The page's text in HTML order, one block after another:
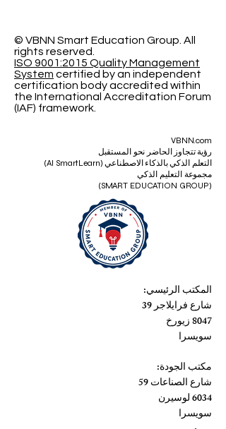
© VBNN Smart Education Group. All
rights reserved.
ISO 9001:2015 Quality Management
System certified by an independent
certification body accredited within
the International Accreditation Forum
(IAF) framework.
VBNN.com
رؤية تتجاوز الحاضر نحو المستقبل
التعلم الذكي بالذكاء الاصطناعي (AI SmartLearn)
مجموعة التعليم الذكي
(SMART EDUCATION GROUP)
المكتب الرئيسي:
شارع فرايلاجر 39
8047 زيورخ
سويسرا
مكتب الجودة:
شارع الصناعات 59
6034 لوسيرن
سويسرا